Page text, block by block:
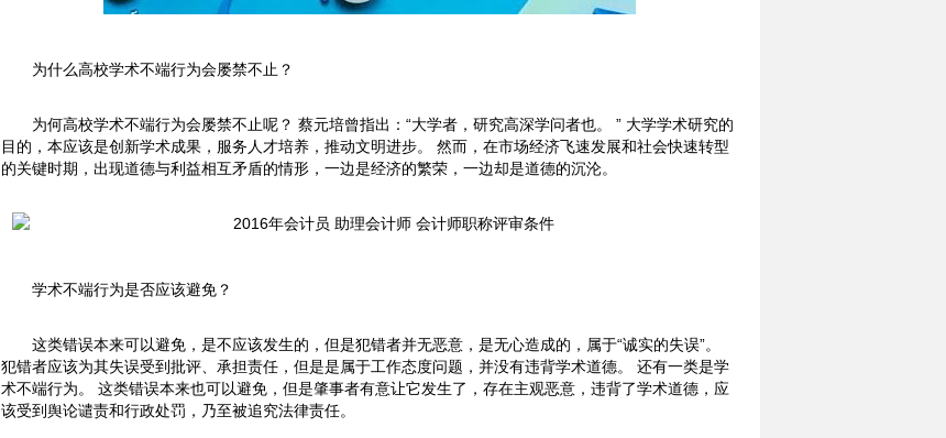
为什么高校学术不端行为会屡禁不止？
为何高校学术不端行为会屡禁不止呢？ 蔡元培曾指出：“大学者，研究高深学问者也。 ” 大学学术研究的
目的，本应该是创新学术成果，服务人才培养，推动文明进步。 然而，在市场经济飞速发展和社会快速转型
的关键时期，出现道德与利益相互矛盾的情形，一边是经济的繁荣，一边却是道德的沉沦。
学术不端行为是否应该避免？
这类错误本来可以避免，是不应该发生的，但是犯错者并无恶意，是无心造成的，属于“诚实的失误”。
犯错者应该为其失误受到批评、承担责任，但是是属于工作态度问题，并没有违背学术道德。 还有一类是学
术不端行为。 这类错误本来也可以避免，但是肇事者有意让它发生了，存在主观恶意，违背了学术道德，应
该受到舆论谴责和行政处罚，乃至被追究法律责任。